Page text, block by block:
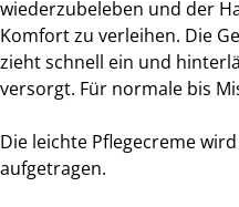
wiederzubeleben und der
Komfort zu verleihen. Die
zieht schnell ein und
versorgt. Für normale bis
Die leichte Pflegecreme
aufgetragen.